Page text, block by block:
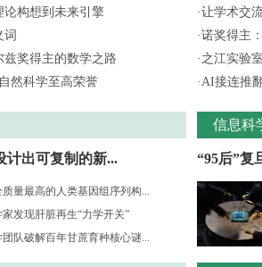
论构想到未来引擎
奖得主的数学之路
然科学至高荣誉
计出可复制的新...
量最高的人类基因组序列构...
发现肝脏再生“力学开关”
队破解百年甘蔗育种核心谜...
·让学术交
·诺奖得主
· 之江实验
·AI接连推
信息科
“95后”复